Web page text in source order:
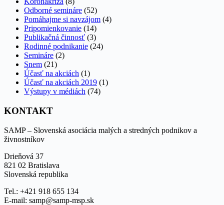
Odborné semináre (52)
Pomáhajme si navzájom (4)
Pripomienkovanie (14)
Publikačná činnosť (3)
Rodinné podnikanie (24)
Semináre (2)
Snem (21)
Účasť na akciách (1)
Účasť na akciách 2019 (1)
Výstupy v médiách (74)
KONTAKT
SAMP – Slovenská asociácia malých a stredných podnikov a
živnostníkov
Drieňová 37
821 02 Bratislava
Slovenská republika
Tel.: +421 918 655 134
E-mail: samp@samp-msp.sk